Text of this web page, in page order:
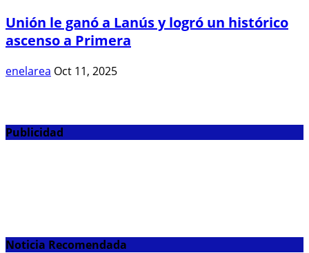
Unión le ganó a Lanús y logró un histórico
ascenso a Primera
enelarea Oct 11, 2025
Publicidad
Noticia Recomendada